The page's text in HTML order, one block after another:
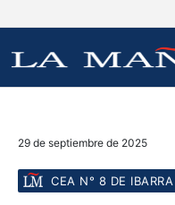
29 de septiembre de 2025
CEA N° 8 DE IBARRA